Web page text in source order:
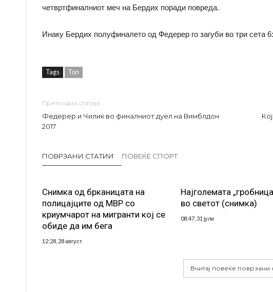
четвртфиналниот меч на Бердих поради повреда.
Инаку Бердих полуфиналето од Федерер го загуби во три сета
Tags Топ
Претходна статија
Федерер и Чилиќ во финалниот дуел на Вимблдон
2017
ПОВРЗАНИ СТАТИИ ПОВЕЌЕ СПОРТ
Снимка од брканицата на
полицајците од МВР со
криумчарот на мигранти кој се
обиде да им бега
12:28, 28 август
Најголемата
во светот (снимка)
08:47, 31 јули
Вчитај повеќе поврзани